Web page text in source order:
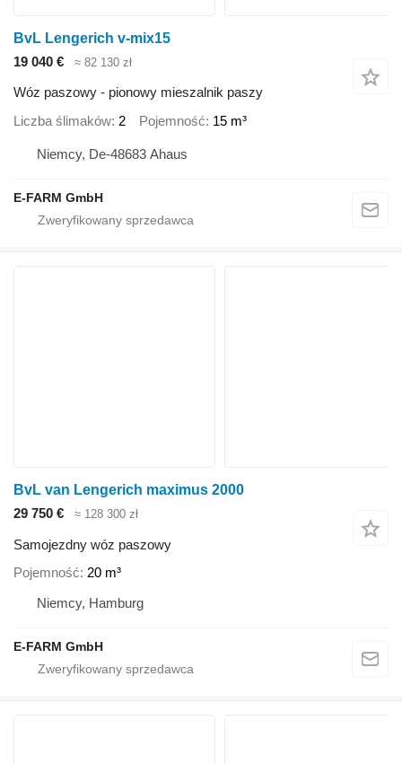
BvL Lengerich v-mix15
19 040 €
≈ 82 130 zł
Wóz paszowy - pionowy mieszalnik paszy
Liczba ślimaków 2 Pojemność 15 m³
Niemcy, De-48683 Ahaus
E-FARM GmbH
BvL van Lengerich maximus 2000
29 750 €
≈ 128 300 zł
Samojezdny wóz paszowy
Pojemność 20 m³
Niemcy, Hamburg
E-FARM GmbH